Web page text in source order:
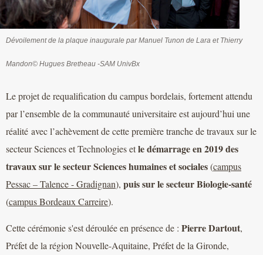
Dévoilement de la plaque inaugurale par Manuel Tunon de Lara et Thierry
Mandon© Hugues Bretheau -SAM UnivBx
Le projet de requalification du campus bordelais, fortement attendu
par l’ensemble de la communauté universitaire est aujourd’hui une
réalité avec l’achèvement de cette première tranche de travaux sur le
secteur Sciences et Technologies etle démarrage en 2019 des
travaux sur le secteur Sciences humaines et sociales(campus
Pessac – Talence - Gradignan), puis sur le secteur Biologie-santé
(campus Bordeaux Carreire).
Cette cérémonie s'est déroulée en présence de : Pierre Dartout,
Préfet de la région Nouvelle-Aquitaine, Préfet de la Gironde,